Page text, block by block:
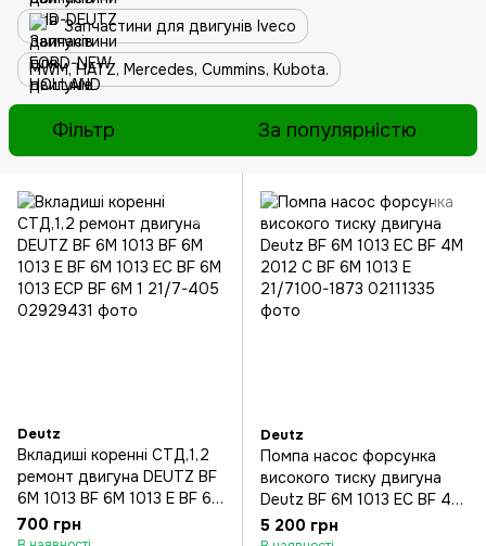
Запчастини для двигунів Iveco
MWM, HATZ, Mercedes, Cummins, Kubota.
Фільтр За популярністю
Deutz
Вкладиші коренні СТД,1,2
ремонт двигуна DEUTZ BF
6M 1013 BF 6M 1013 E BF 6M
1013 EC BF 6M 1013 ECP BF
6M 1
700 грн
Deutz
Помпа насос форсунка
високого тиску двигуна
Deutz BF 6M 1013 EC BF 4M
2012 C BF 6M 1013 E
5 200 грн